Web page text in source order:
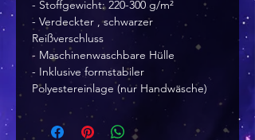
- Stoffgewicht: 220-300 g/m²
- Verdeckter , schwarzer
Reißverschluss
- Maschinenwaschbare Hülle
- Inklusive formstabiler
Polyestereinlage (nur Handwäsche)